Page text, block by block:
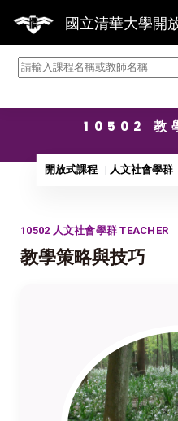
國立清華大學開
10502 教
開放式課程 人文社會學群
10502 人文社會學群 TEACHER
教學策略與技巧